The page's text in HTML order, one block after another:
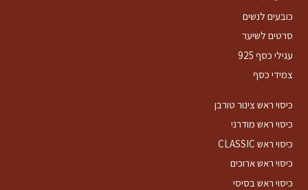
כובעים לנשים
סרטים לשיער
עגילי כסף 925
צמידי כסף
כיסוי ראש צינור טורבן
כיסוי ראש מודרני
כיסוי ראש CLASSIC
כיסוי ראש ארוכים
כיסוי ראש בסיסי